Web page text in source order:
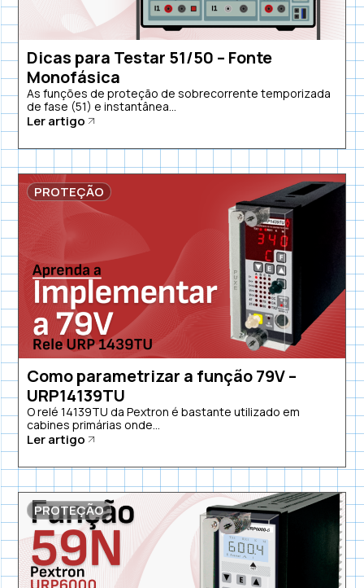
Dicas para Testar 51/50 – Fonte
Monofásica
As funções de proteção de sobrecorrente temporizada
de fase (51) e instantânea...
Ler artigo
PROTEÇÃO
Como parametrizar a função 79V –
URP14139TU
O relé 14139TU da Pextron é bastante utilizado em
cabines primárias onde...
Ler artigo
PROTEÇÃO